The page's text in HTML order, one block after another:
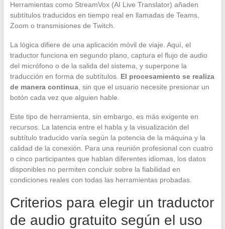
Herramientas como StreamVox (AI Live Translator) añaden
subtítulos traducidos en tiempo real en llamadas de Teams,
Zoom o transmisiones de Twitch.
La lógica difiere de una aplicación móvil de viaje. Aquí, el
traductor funciona en segundo plano, captura el flujo de audio
del micrófono o de la salida del sistema, y superpone la
traducción en forma de subtítulos. El procesamiento se realiza
de manera continua, sin que el usuario necesite presionar un
botón cada vez que alguien hable.
Este tipo de herramienta, sin embargo, es más exigente en
recursos. La latencia entre el habla y la visualización del
subtítulo traducido varía según la potencia de la máquina y la
calidad de la conexión. Para una reunión profesional con cuatro
o cinco participantes que hablan diferentes idiomas, los datos
disponibles no permiten concluir sobre la fiabilidad en
condiciones reales con todas las herramientas probadas.
Criterios para elegir un traductor
de audio gratuito según el uso